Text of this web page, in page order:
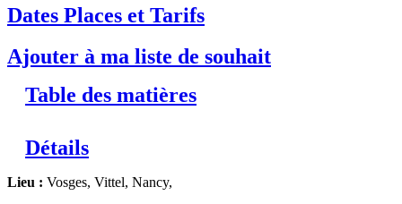
Niveaux 3 et 4
Dates Places et Tarifs
Ajouter à ma liste de souhait
Table des matières
Détails
Lieu : Vosges, Vittel, Nancy,